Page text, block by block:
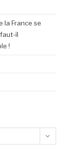
la France se
il
!